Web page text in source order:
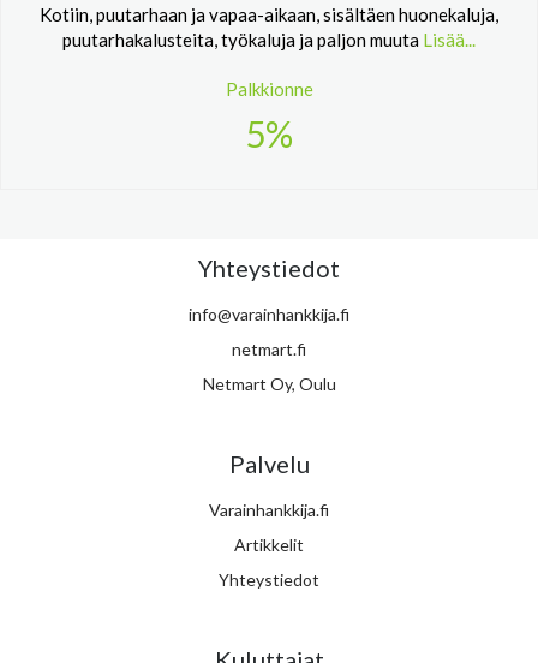
Kotiin, puutarhaan ja vapaa-aikaan, sisältäen huonekaluja,
puutarhakalusteita, työkaluja ja paljon muuta Lisää...
Palkkionne
5%
Yhteystiedot
info@varainhankkija.fi
netmart.fi
Netmart Oy, Oulu
Palvelu
Varainhankkija.fi
Artikkelit
Yhteystiedot